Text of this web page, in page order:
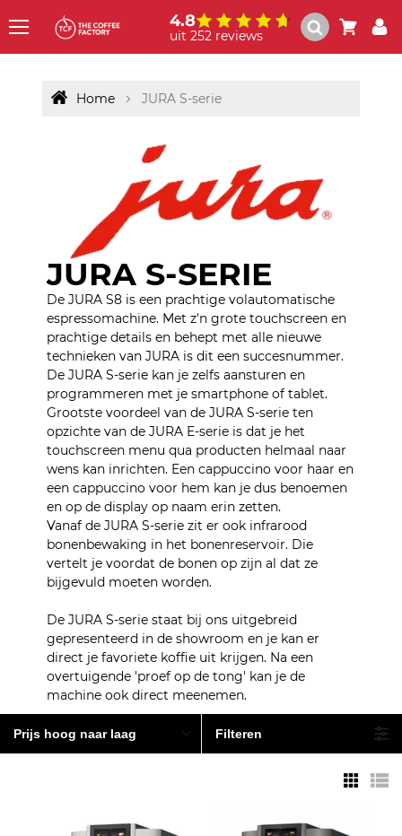
4.8
uit 252 reviews
Home JURA S-serie
JURA S-SERIE
De JURA S8 is een prachtige volautomatische
espressomachine. Met z'n grote touchscreen en
prachtige details en behept met alle nieuwe
technieken van JURA is dit een succesnummer.
De JURA S-serie kan je zelfs aansturen en
programmeren met je smartphone of tablet.
Grootste voordeel van de JURA S-serie ten
opzichte van de JURA E-serie is dat je het
touchscreen menu qua producten helmaal naar
wens kan inrichten. Een cappuccino voor haar en
een cappuccino voor hem kan je dus benoemen
en op de display op naam erin zetten.
Vanaf de JURA S-serie zit er ook infrarood
bonenbewaking in het bonenreservoir. Die
vertelt je voordat de bonen op zijn al dat ze
bijgevuld moeten worden.
De JURA S-serie staat bij ons uitgebreid
gepresenteerd in de showroom en je kan er
direct je favoriete koffie uit krijgen. Na een
overtuigende 'proef op de tong' kan je de
machine ook direct meenemen.
Prijs hoog naar laag Filteren